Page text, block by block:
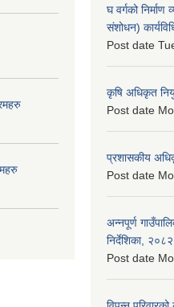
घ वर्गको
संशोधन)
Post date
कृषि अधिकृत
Post date
प्रशासकीय
Post date
अन्नपूर्ण
निर्देशिका, २०८२
Post date